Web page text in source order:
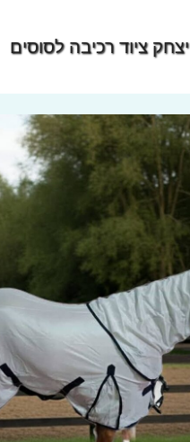
יצחק ציוד רכיבה לסוסים